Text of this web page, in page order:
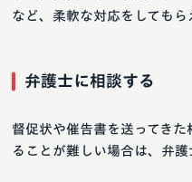
など、柔軟な対応をしてもら
弁護士に相談する
督促状や催告書を送ってき
ることが難しい場合は、弁護